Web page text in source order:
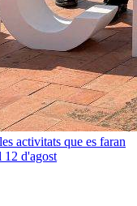
activitats que es faran
12 d'agost